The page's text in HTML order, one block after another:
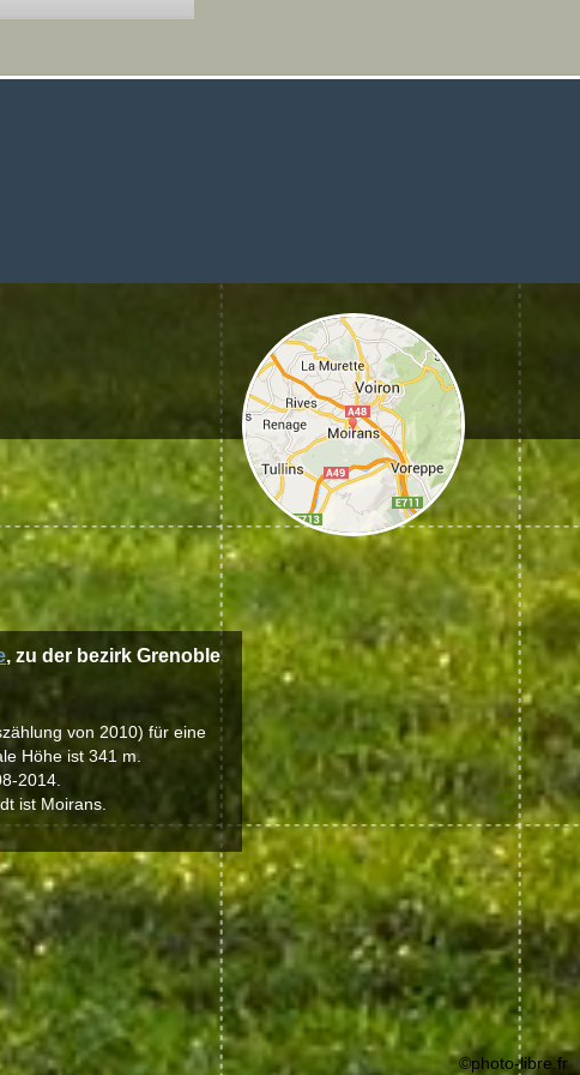
, zu der bezirk Grenoble
von 2010) für eine
Höhe ist 341 m.
2014.
ist Moirans.
©photo-libre.fr